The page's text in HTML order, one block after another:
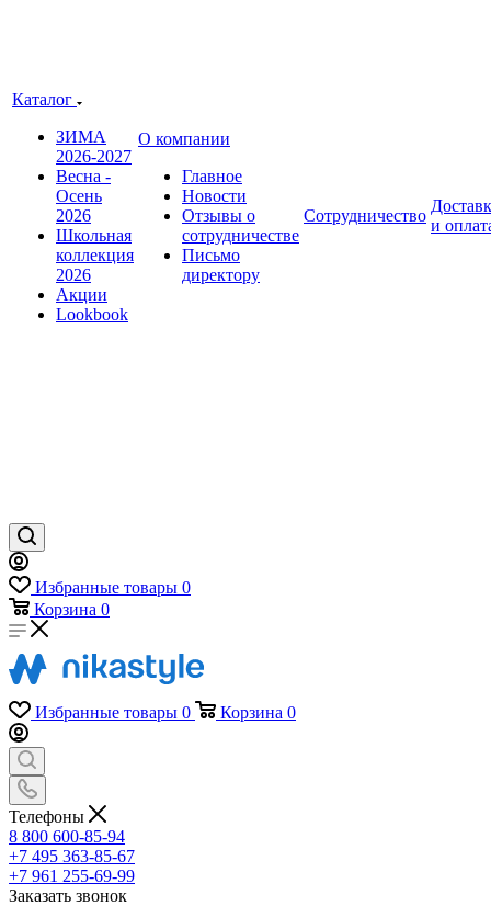
Каталог
ЗИМА
2026-2027
Весна -
Осень
2026
Школьная
коллекция
2026
Акции
Lookbook
О компании
Главное
Новости
Отзывы о
сотрудничестве
Письмо
директору
Сотрудничество
и
Избранные товары 0
Корзина 0
Избранные товары 0 Корзина 0
Телефоны
8 800 600-85-94
+7 495 363-85-67
+7 961 255-69-99
Заказать звонок